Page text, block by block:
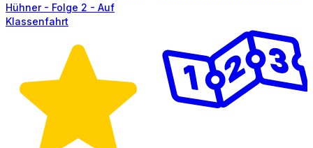
Hühner - Folge 2 - Auf
Klassenfahrt